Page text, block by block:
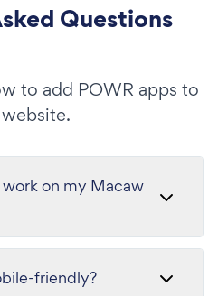
Questions
to add POWR apps to
on my Macaw
friendly?